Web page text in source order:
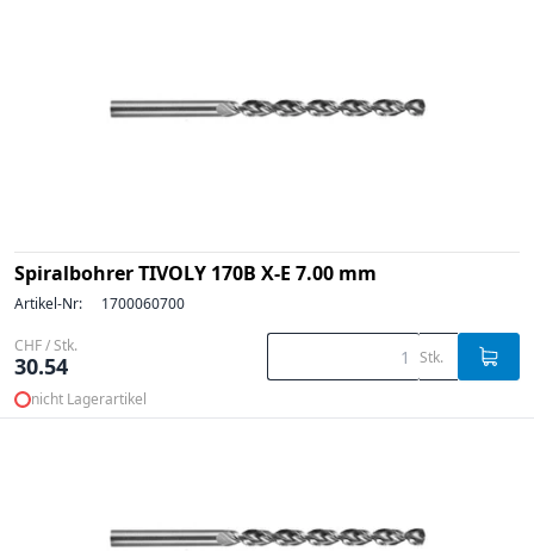
Spiralbohrer TIVOLY 170B X-E 7.00 mm
Artikel-Nr: 1700060700
CHF / Stk.
30.54 Stk.
nicht Lagerartikel